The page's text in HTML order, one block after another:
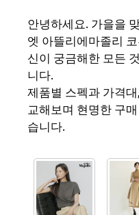
안녕하세요. 가을을
엣 아뜰리에마졸리
신이 궁금해한 모든
니다.
제품별 스펙과 가격
교해보며 현명한 구
습니다.